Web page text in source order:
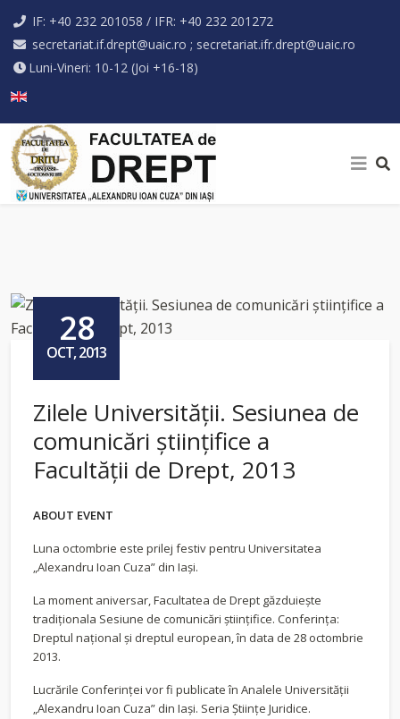
IF: +40 232 201058 / IFR: +40 232 201272
secretariat.if.drept@uaic.ro ; secretariat.ifr.drept@uaic.ro
Luni-Vineri: 10-12 (Joi +16-18)
28
OCT, 2013
Zilele Universității. Sesiunea de
comunicări științifice a
Facultății de Drept, 2013
ABOUT EVENT
Luna octombrie este prilej festiv pentru Universitatea
„Alexandru Ioan Cuza” din Iași.
La moment aniversar, Facultatea de Drept găzduiește
tradiționala Sesiune de comunicări științifice. Conferința:
Dreptul național și dreptul european, în data de 28 octombrie
2013.
Lucrările Conferinței vor fi publicate în Analele Universității
„Alexandru Ioan Cuza” din Iași. Seria Științe Juridice.